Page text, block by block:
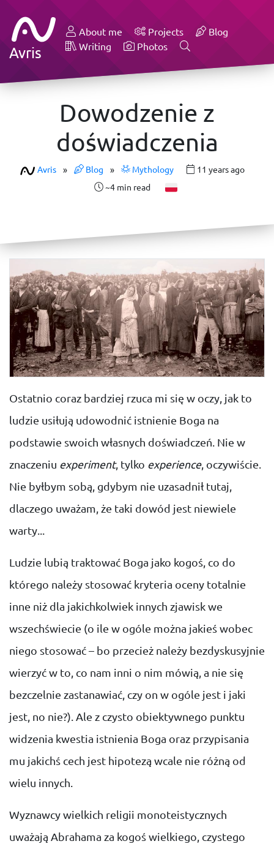
Avris
About me Projects
Blog
Writing
Photos
Dowodzenie z
doświadczenia
Avris » Blog » Mythology
11 years ago
~4 min read
Ostatnio coraz bardziej rzuca mi się w oczy, jak to
ludzie usiłują udowodnić istnienie Boga na
podstawie swoich własnych doświadczeń. Nie w
znaczeniu experiment, tylko experience, oczywiście.
Nie byłbym sobą, gdybym nie uzasadnił tutaj,
dlaczego uważam, że taki dowód jest niewiele
warty...
Ludzie lubią traktować Boga jako kogoś, co do
którego należy stosować kryteria oceny totalnie
inne niż dla jakichkolwiek innych zjawisk we
wszechświecie (o ile w ogóle można jakieś wobec
niego stosować – bo przecież należy bezdyskusyjnie
wierzyć w to, co nam inni o nim mówią, a nie się
bezczelnie zastanawiać, czy on w ogóle jest i jaki
jest, no nie?). Ale z czysto obiektywnego punktu
widzenia kwestia istnienia Boga oraz przypisania
mu jakichś cech jest hipotezą wcale nie różną od
wielu innych.
Wyznawcy wielkich religii monoteistycznych
uważają Abrahama za kogoś wielkiego, czystego